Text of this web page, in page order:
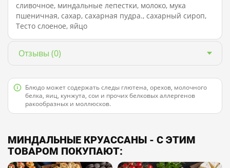
сливочное, миндальные лепестки, молоко, мука
пшеничная, сахар, сахарная пудра., сахарный сироп,
Тесто слоеное, яйцо
Отзывы (0)
Блюдо может содержать следы глютена, орехов, молочного
белка, яиц, кунжута, сои и прочих белковых аллергенов
ракообразных и моллюсков.
МИНДАЛЬНЫЕ КРУАССАНЫ - С ЭТИМ
ТОВАРОМ ПОКУПАЮТ: